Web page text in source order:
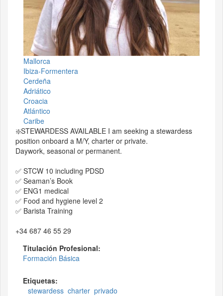
Mallorca
Ibiza-Formentera
Cerdeña
Adriático
Croacia
Atlántico
Caribe
❇️STEWARDESS AVAILABLE I am seeking a stewardess
position onboard a M/Y, charter or private.
Daywork, seasonal or permanent.
✅ STCW 10 including PDSD
✅ Seaman’s Book
✅ ENG1 medical
✅ Food and hygiene level 2
✅ Barista Training
+34 687 46 55 29
Titulación Profesional:
Formación Básica
Etiquetas:
stewardess charter privado